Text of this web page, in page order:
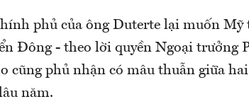
phủ của ông Duterte lại muốn Mỹ
Đông - theo lời quyền Ngoại trưởng
cũng phủ nhận có mâu thuẫn giữa
năm.